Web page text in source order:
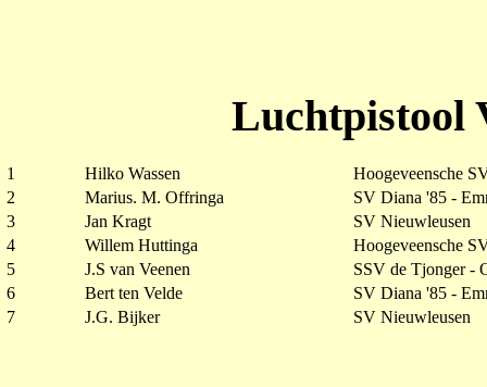
Luchtpistool
1 Hilko Wassen
Hoogeveensche
2
Marius. M. Offringa
SV Diana '85 -
3
Jan Kragt
SV Nieuwleusen
4
Willem Huttinga
Hoogeveensche
5
J.S van Veenen
SSV de Tjonger -
6
Bert ten Velde
SV Diana '85 -
7
J.G. Bijker SV Nieuwleusen